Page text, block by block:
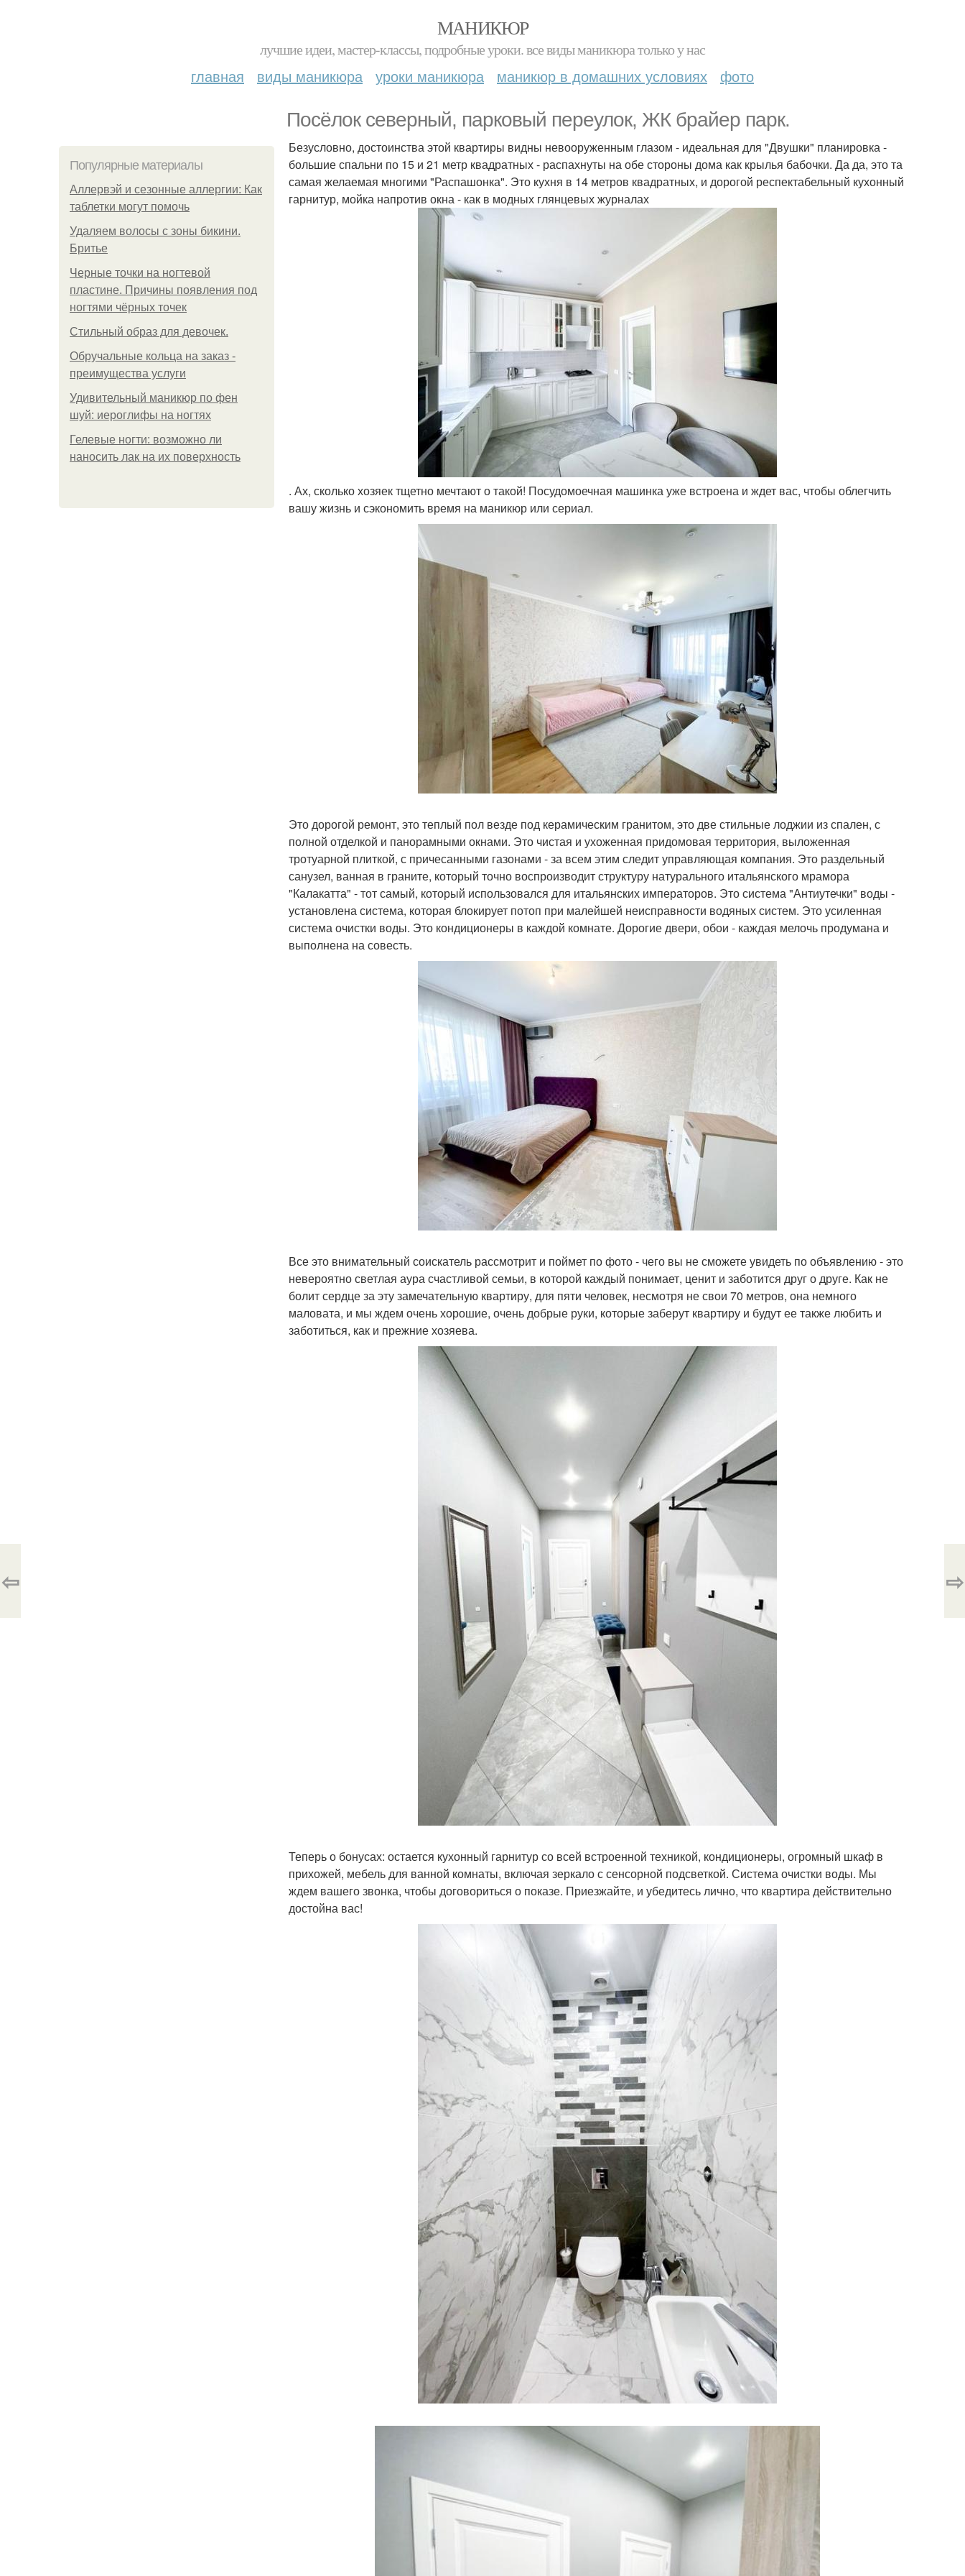
МАНИКЮР
лучшие идеи, мастер-классы, подробные уроки. все виды маникюра только у нас
главная виды маникюра уроки маникюра маникюр в домашних условиях фото
Посёлок северный, парковый переулок, ЖК брайер парк.
Популярные материалы
Аллервэй и сезонные аллергии: Как
таблетки могут помочь
Удаляем волосы с зоны бикини.
Бритье
Черные точки на ногтевой
пластине. Причины появления под
ногтями чёрных точек
Стильный образ для девочек.
Обручальные кольца на заказ -
преимущества услуги
Удивительный маникюр по фен
шуй: иероглифы на ногтях
Гелевые ногти: возможно ли
наносить лак на их поверхность
Безусловно, достоинства этой квартиры видны невооруженным глазом - идеальная для "Двушки" планировка -
большие спальни по 15 и 21 метр квадратных - распахнуты на обе стороны дома как крылья бабочки. Да да, это та
самая желаемая многими "Распашонка". Это кухня в 14 метров квадратных, и дорогой респектабельный кухонный
гарнитур, мойка напротив окна - как в модных глянцевых журналах
. Ах, сколько хозяек тщетно мечтают о такой! Посудомоечная машинка уже встроена и ждет вас, чтобы облегчить
вашу жизнь и сэкономить время на маникюр или сериал.
Это дорогой ремонт, это теплый пол везде под керамическим гранитом, это две стильные лоджии из спален, с
полной отделкой и панорамными окнами. Это чистая и ухоженная придомовая территория, выложенная
тротуарной плиткой, с причесанными газонами - за всем этим следит управляющая компания. Это раздельный
санузел, ванная в граните, который точно воспроизводит структуру натурального итальянского мрамора
"Калакатта" - тот самый, который использовался для итальянских императоров. Это система "Антиутечки" воды -
установлена система, которая блокирует потоп при малейшей неисправности водяных систем. Это усиленная
система очистки воды. Это кондиционеры в каждой комнате. Дорогие двери, обои - каждая мелочь продумана и
выполнена на совесть.
Все это внимательный соискатель рассмотрит и поймет по фото - чего вы не сможете увидеть по объявлению - это
невероятно светлая аура счастливой семьи, в которой каждый понимает, ценит и заботится друг о друге. Как не
болит сердце за эту замечательную квартиру, для пяти человек, несмотря не свои 70 метров, она немного
маловата, и мы ждем очень хорошие, очень добрые руки, которые заберут квартиру и будут ее также любить и
заботиться, как и прежние хозяева.
Теперь о бонусах: остается кухонный гарнитур со всей встроенной техникой, кондиционеры, огромный шкаф в
прихожей, мебель для ванной комнаты, включая зеркало с сенсорной подсветкой. Система очистки воды. Мы
ждем вашего звонка, чтобы договориться о показе. Приезжайте, и убедитесь лично, что квартира действительно
достойна вас!
⇦ ⇨